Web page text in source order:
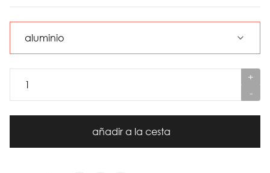
+
-
añadir a la cesta